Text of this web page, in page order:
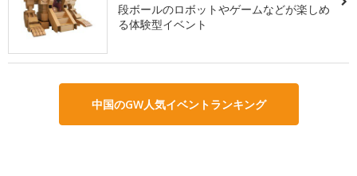
段ボールのロボットやゲームなどが楽しめ
る体験型イベント
中国のGW人気イベントランキング